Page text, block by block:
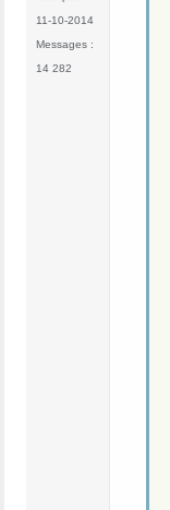
11-10-2014
Messages :
14 282